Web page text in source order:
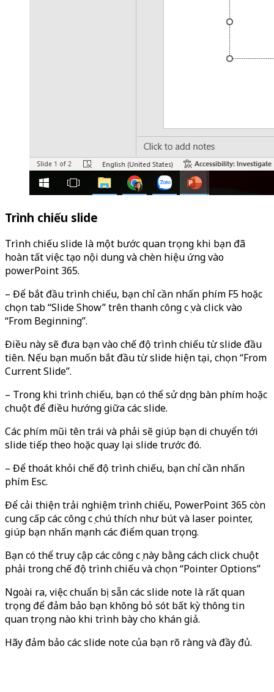
Trình chiếu slide
Trình chiếu slide là một bước quan trọng khi bạn đã
hoàn tất việc tạo nội dung và chèn hiệu ứng vào
powerPoint 365.
– Để bắt đầu trình chiếu, bạn chỉ cần nhấn phím F5 hoặc
chọn tab “Slide Show” trên thanh công cụ và click vào
“From Beginning”.
Điều này sẽ đưa bạn vào chế độ trình chiếu từ slide đầu
tiên. Nếu bạn muốn bắt đầu từ slide hiện tại, chọn “From
Current Slide”.
– Trong khi trình chiếu, bạn có thể sử dụng bàn phím hoặc
chuột để điều hướng giữa các slide.
Các phím mũi tên trái và phải sẽ giúp bạn di chuyển tới
slide tiếp theo hoặc quay lại slide trước đó.
– Để thoát khỏi chế độ trình chiếu, bạn chỉ cần nhấn
phím Esc.
Để cải thiện trải nghiệm trình chiếu, PowerPoint 365 còn
cung cấp các công cụ chú thích như bút và laser pointer,
giúp bạn nhấn mạnh các điểm quan trọng.
Bạn có thể truy cập các công cụ này bằng cách click chuột
phải trong chế độ trình chiếu và chọn “Pointer Options”
Ngoài ra, việc chuẩn bị sẵn các slide note là rất quan
trọng để đảm bảo bạn không bỏ sót bất kỳ thông tin
quan trọng nào khi trình bày cho khán giả.
Hãy đảm bảo các slide note của bạn rõ ràng và đầy đủ.